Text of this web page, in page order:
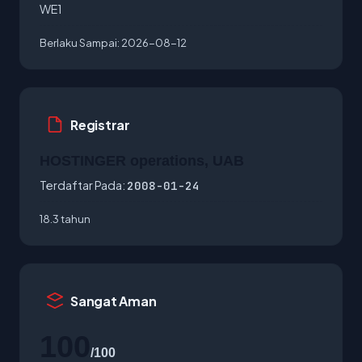
WE1
Berlaku Sampai: 2026-08-12
Registrar
Terdaftar Pada: 2008-01-24
18.3 tahun
Sangat Aman
/100